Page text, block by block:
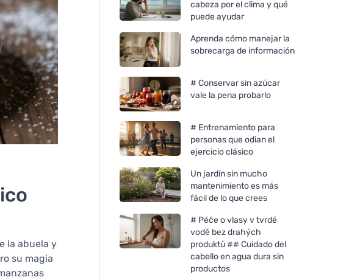
la abuela y
su magia
cabeza por el clima y qué
puede ayudar
Aprenda cómo manejar la
sobrecarga de información
# Conservar sin azúcar
vale la pena probarlo
# Entrenamiento para
personas que odian el
ejercicio clásico
Un jardín sin mucho
mantenimiento es más
fácil de lo que crees
# Péče o vlasy v tvrdé
vodě bez drahých
produktů ## Cuidado del
cabello en agua dura sin
productos